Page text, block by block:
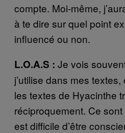
compte. Moi-même,
à te dire sur quel point
influencé ou non.
L.O.A.S : Je vois
j’utilise dans mes
les textes de Hyacinthe
réciproquement. Ce
est difficile d’être